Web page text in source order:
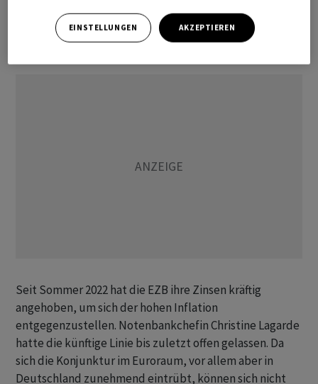
grössere Überraschungen ausbleiben, sehe er die
Möglichkeit einer zusätzlichen Straffung. Holzmann gilt
Seit Sommer 2022 hat die EZB ihre Zinsen kräftig
angehoben, um sich der hohen Inflation
entgegenzustellen. Notenbankchefin Christine Lagarde
hatte die künftige Linie bis zuletzt offen gelassen. Da
sich die Konjunktur im Euroraum, vor allem aber in
Deutschland zunehmend eintrübt, können sich nicht
EINSTELLUNGEN AKZEPTIEREN